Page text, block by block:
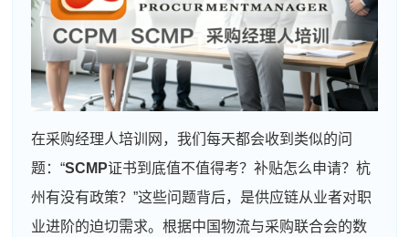
在采购经理人培训网，我们每天都会收到类似的问
题：“SCMP证书到底值不值得考？补贴怎么申请？杭
州有没有政策？”这些问题背后，是供应链从业者对职
业进阶的迫切需求。根据中国物流与采购联合会的数